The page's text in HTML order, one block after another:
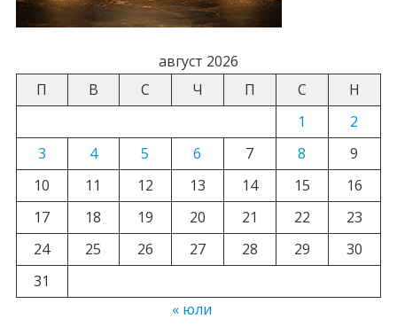
август 2026
П
В С Ч П С
Н
1
2
3
4 5 6 7 8
9
10
11 12 13 14 15
16
17
18 19 20 21 22
23
24
25 26 27 28 29
30
31
« юли